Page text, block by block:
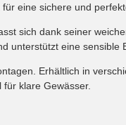
eine sichere und
sich dank seiner
eine sensible
Erhältlich in
klare Gewässer.